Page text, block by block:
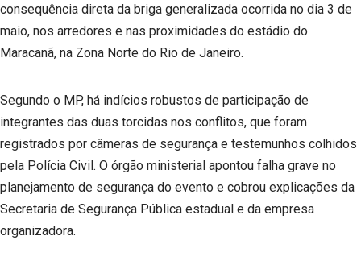
consequência direta da briga generalizada ocorrida no dia 3 de
maio, nos arredores e nas proximidades do estádio do
Maracanã, na Zona Norte do Rio de Janeiro.
Segundo o MP, há indícios robustos de participação de
integrantes das duas torcidas nos conflitos, que foram
registrados por câmeras de segurança e testemunhos colhidos
pela Polícia Civil. O órgão ministerial apontou falha grave no
planejamento de segurança do evento e cobrou explicações da
Secretaria de Segurança Pública estadual e da empresa
organizadora.